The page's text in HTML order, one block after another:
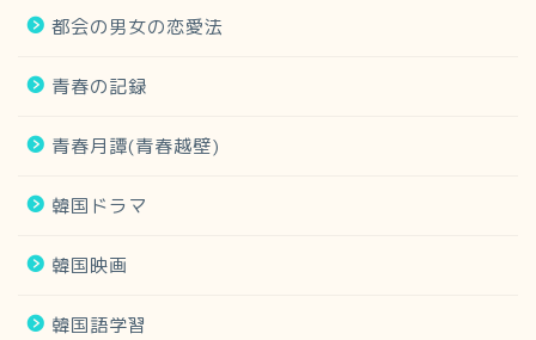
都会の男女の恋愛法
青春の記録
青春月譚(青春越壁)
韓国ドラマ
韓国映画
韓国語学習